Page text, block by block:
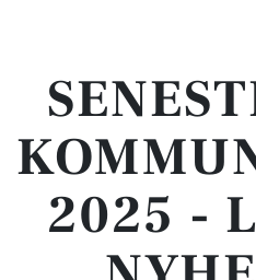
2025 -